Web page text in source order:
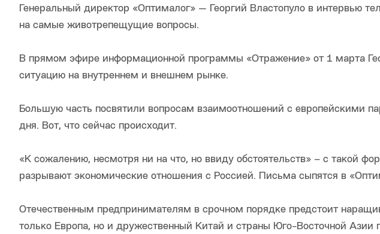
Генеральный директор «Оптималог» — Георгий Властопуло в интервью
на самые животрепещущие вопросы.
В прямом эфире информационной программы «Отражение» от 1 марта
ситуацию на внутреннем и внешнем рынке.
Большую часть посвятили вопросам взаимоотношений с европейскими
дня. Вот, что сейчас происходит.
«К сожалению, несмотря ни на что, но ввиду обстоятельств» – с такой
разрывают экономические отношения с Россией. Письма сыпятся в
Отечественным предпринимателям в срочном порядке предстоит
только Европа, но и дружественный Китай и страны Юго-Восточной Азии